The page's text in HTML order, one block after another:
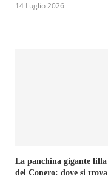
14 Luglio 2026
La panchina gigante lilla
del Conero: dove si trova